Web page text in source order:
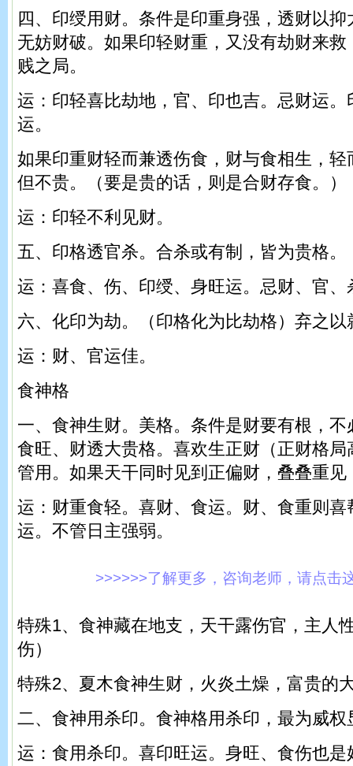
四、印绶用财。条件是印重身强，透财以
无妨财破。如果印轻财重，又没有劫财来
贱之局。
运：印轻喜比劫地，官、印也吉。忌财运
运。
如果印重财轻而兼透伤食，财与食相生，
但不贵。（要是贵的话，则是合财存食。）
运：印轻不利见财。
五、印格透官杀。合杀或有制，皆为贵格。
运：喜食、伤、印绶、身旺运。忌财、官、
六、化印为劫。（印格化为比劫格）弃之以
运：财、官运佳。
食神格
一、食神生财。美格。条件是财要有根，
食旺、财透大贵格。喜欢生正财（正财格
管用。如果天干同时见到正偏财，叠叠重见
运：财重食轻。喜财、食运。财、食重则
运。不管日主强弱。
>>>>>>了解更多，咨询老师，请点击
特殊1、食神藏在地支，天干露伤官，主人
伤）
特殊2、夏木食神生财，火炎土燥，富贵的
二、食神用杀印。食神格用杀印，最为威权
运：食用杀印。喜印旺运。身旺、食伤也